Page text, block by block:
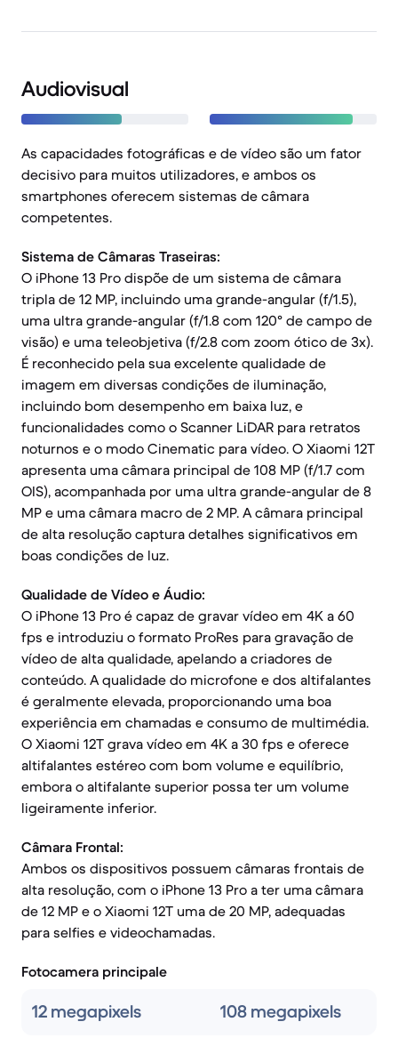
Audiovisual
As capacidades fotográficas e de vídeo são um fator
decisivo para muitos utilizadores, e ambos os
smartphones oferecem sistemas de câmara
competentes.
Sistema de Câmaras Traseiras:
O iPhone 13 Pro dispõe de um sistema de câmara
tripla de 12 MP, incluindo uma grande-angular (f/1.5),
uma ultra grande-angular (f/1.8 com 120° de campo de
visão) e uma teleobjetiva (f/2.8 com zoom ótico de 3x).
É reconhecido pela sua excelente qualidade de
imagem em diversas condições de iluminação,
incluindo bom desempenho em baixa luz, e
funcionalidades como o Scanner LiDAR para retratos
noturnos e o modo Cinematic para vídeo. O Xiaomi 12T
apresenta uma câmara principal de 108 MP (f/1.7 com
OIS), acompanhada por uma ultra grande-angular de 8
MP e uma câmara macro de 2 MP. A câmara principal
de alta resolução captura detalhes significativos em
boas condições de luz.
Qualidade de Vídeo e Áudio:
O iPhone 13 Pro é capaz de gravar vídeo em 4K a 60
fps e introduziu o formato ProRes para gravação de
vídeo de alta qualidade, apelando a criadores de
conteúdo. A qualidade do microfone e dos altifalantes
é geralmente elevada, proporcionando uma boa
experiência em chamadas e consumo de multimédia.
O Xiaomi 12T grava vídeo em 4K a 30 fps e oferece
altifalantes estéreo com bom volume e equilíbrio,
embora o altifalante superior possa ter um volume
ligeiramente inferior.
Câmara Frontal:
Ambos os dispositivos possuem câmaras frontais de
alta resolução, com o iPhone 13 Pro a ter uma câmara
de 12 MP e o Xiaomi 12T uma de 20 MP, adequadas
para selfies e videochamadas.
Fotocamera principale
12 megapixels 108 megapixels